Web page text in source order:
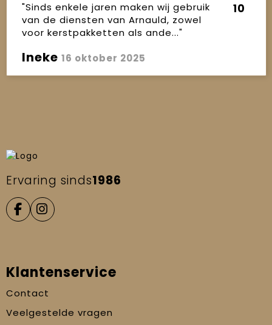
"Sinds enkele jaren maken wij gebruik
van de diensten van Arnauld, zowel
voor kerstpakketten als ande..."
10
Ineke 16 oktober 2025
Ervaring sinds1986
Klantenservice
Contact
Veelgestelde vragen